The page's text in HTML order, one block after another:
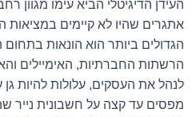
העידן הדיגיטלי הביא עימו מגוון
אתגרים שהיו לא קיימים במציאות
הגדולים ביותר הוא הונאות בתחום
הרשתות החברתיות, האימיילים
לנהל את העסקים, עלולות להיות
מפסים עד קצה על חשבונית נייר